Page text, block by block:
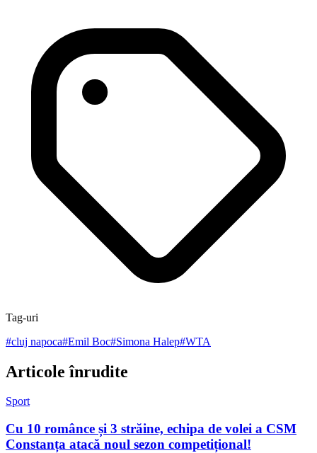
Tag-uri
#cluj napoca#Emil Boc#Simona Halep#WTA
Articole înrudite
Sport
Cu 10 românce și 3 străine, echipa de volei a CSM
Constanța atacă noul sezon competițional!